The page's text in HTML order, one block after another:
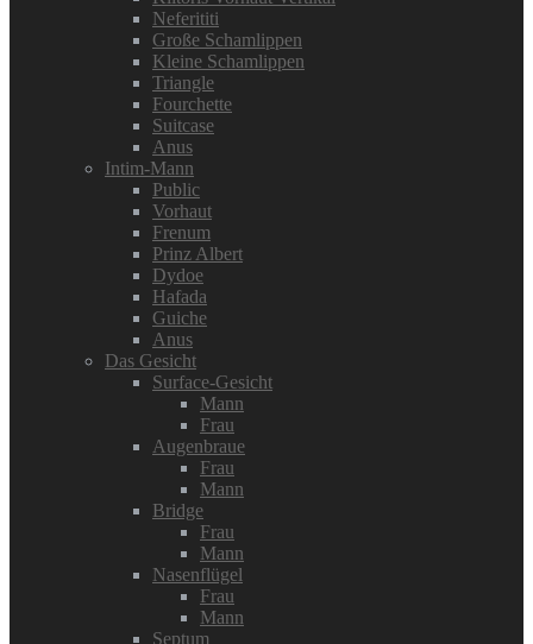
Neferititi
Große Schamlippen
Kleine Schamlippen
Triangle
Fourchette
Suitcase
Anus
Intim-Mann
Public
Vorhaut
Frenum
Prinz Albert
Dydoe
Hafada
Guiche
Anus
Das Gesicht
Surface-Gesicht
Mann
Frau
Augenbraue
Frau
Mann
Bridge
Frau
Mann
Nasenflügel
Frau
Mann
Septum